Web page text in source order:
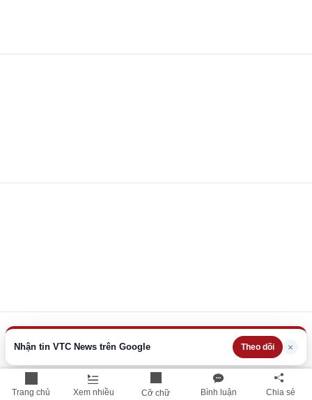
Trang chủ Xem nhiều Cỡ chữ Bình luận Chia sẻ
Nhận tin VTC News trên Google Theo dõi ×